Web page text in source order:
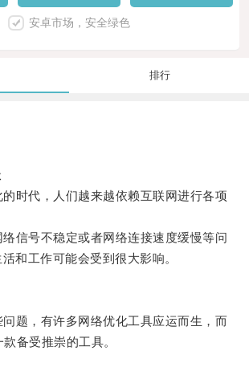
安卓市场，安全绿色
排行
代，人们越来越依赖互联网进行各项
号不稳定或者网络连接速度缓慢等问
和工作可能会受到很大影响。
，有许多网络优化工具应运而生，而
备受推崇的工具。